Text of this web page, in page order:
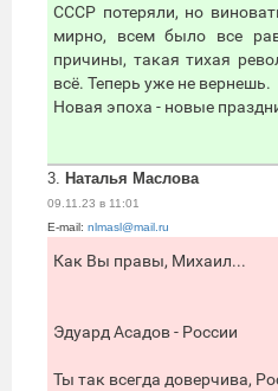
СССР потеряли, но
мирно, всем было все
причины, такая тихая
всё. Теперь уже не вернешь.
Новая эпоха - новые
3. Наталья Маслова
09.11.23 в 11:01
E-mail: nlmasl@mail.ru
Как Вы правы, Михаил...
Эдуард Асадов - России
Ты так всегда доверчива,